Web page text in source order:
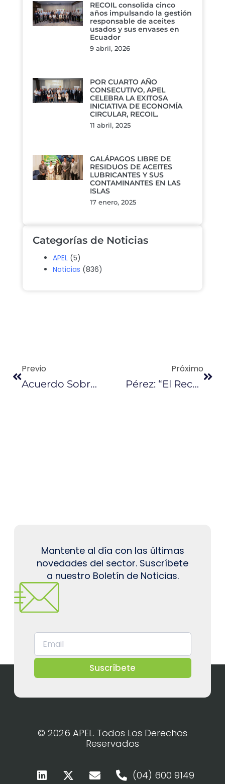
RECOIL consolida cinco
años impulsando la gestión
responsable de aceites
usados y sus envases en
Ecuador
9 abril, 2026
POR CUARTO AÑO
CONSECUTIVO, APEL
CELEBRA LA EXITOSA
INICIATIVA DE ECONOMÍA
CIRCULAR, RECOIL.
11 abril, 2025
GALÁPAGOS LIBRE DE
RESIDUOS DE ACEITES
LUBRICANTES Y SUS
CONTAMINANTES EN LAS
ISLAS
17 enero, 2025
Categorías de Noticias
APEL (5)
Noticias (836)
Previo
Acuerdo Sobre Recorte De La Producción Petrolera Se Postergó Para Hoy
Próximo
Pérez: “El Recorte De La Producción De La OPEP No Es Un Mandato”
Mantente al día con las últimas
novedades del sector. Suscríbete
a nuestro Boletín de Noticias.
Suscríbete
© 2026 APEL. Todos Los Derechos
Reservados
(04) 600 9149